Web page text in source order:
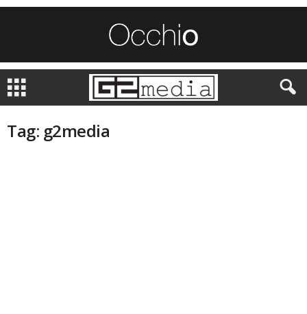
Tag: g2media